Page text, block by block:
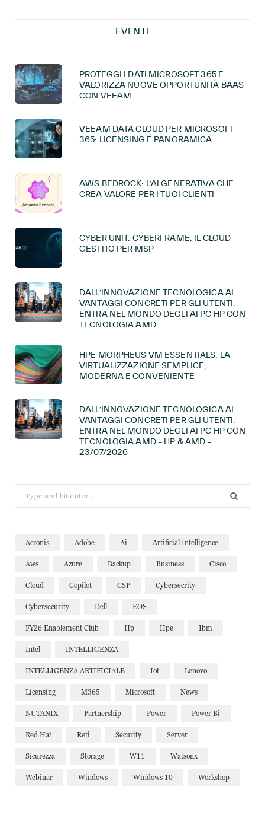
EVENTI
PROTEGGI I DATI MICROSOFT 365 E
VALORIZZA NUOVE OPPORTUNITÀ BAAS
CON VEEAM
VEEAM DATA CLOUD PER MICROSOFT
365: LICENSING E PANORAMICA
AWS BEDROCK: L’AI GENERATIVA CHE
CREA VALORE PER I TUOI CLIENTI
CYBER UNIT: CYBERFRAME, IL CLOUD
GESTITO PER MSP
DALL’INNOVAZIONE TECNOLOGICA AI
VANTAGGI CONCRETI PER GLI UTENTI.
ENTRA NEL MONDO DEGLI AI PC HP CON
TECNOLOGIA AMD
HPE MORPHEUS VM ESSENTIALS: LA
VIRTUALIZZAZIONE SEMPLICE,
MODERNA E CONVENIENTE
DALL’INNOVAZIONE TECNOLOGICA AI
VANTAGGI CONCRETI PER GLI UTENTI.
ENTRA NEL MONDO DEGLI AI PC HP CON
TECNOLOGIA AMD – HP & AMD –
23/07/2026
for:
Acronis Adobe Ai Artificial Intelligence
Aws Azure Backup Business Cisco
Cloud Copilot CSP Cybersecrity
Cybersecurity Dell EOS
FY26 Enablement Club Hp Hpe Ibm
Intel INTELLIGENZA
INTELLIGENZA ARTIFICIALE Iot Lenovo
Licensing M365 Microsoft News
NUTANIX Partnership Power Power Bi
Red Hat Reti Security Server
Sicurezza Storage W11 Watsonx
Webinar Windows Windows 10 Workshop